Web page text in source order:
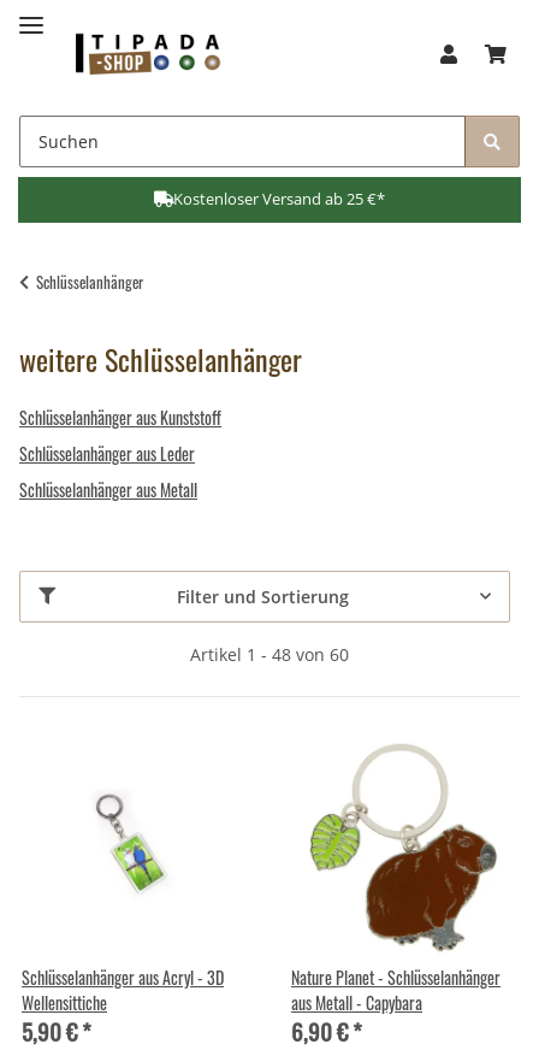
Kostenloser Versand ab 25 €*
Schlüsselanhänger
weitere Schlüsselanhänger
Schlüsselanhänger aus Kunststoff
Schlüsselanhänger aus Leder
Schlüsselanhänger aus Metall
Filter und Sortierung
Artikel 1 - 48 von 60
Schlüsselanhänger aus Acryl - 3D
Wellensittiche
5,90 €*
Nature Planet - Schlüsselanhänger
aus Metall - Capybara
6,90 €*